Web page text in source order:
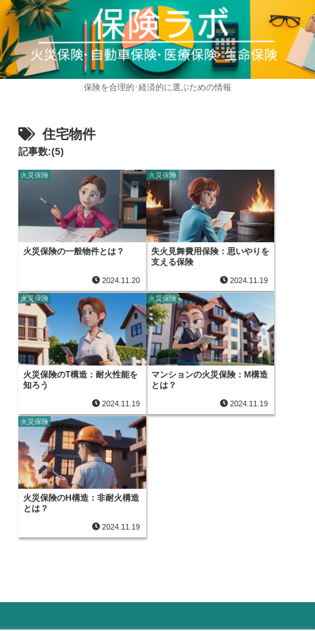
保険を合理的･経済的に選ぶための情報
住宅物件
記事数:(5)
火災保険
火災保険の一般物件とは？
2024.11.20
火災保険
失火見舞費用保険：思いやりを
支える保険
2024.11.19
火災保険
火災保険のT構造：耐火性能を
知ろう
2024.11.19
火災保険
マンションの火災保険：M構造
とは？
2024.11.19
火災保険
火災保険のH構造：非耐火構造
とは？
2024.11.19